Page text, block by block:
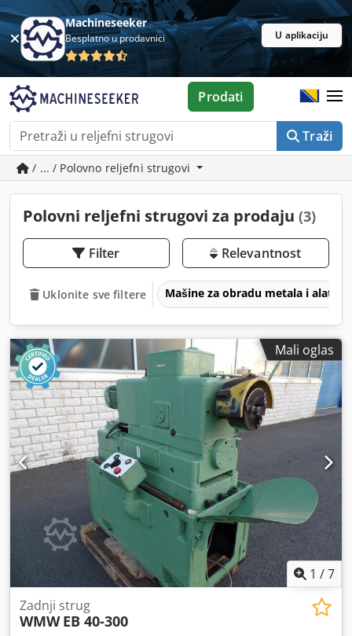
Machineseeker
Besplatno u prodavnici U aplikaciju
Traži
Prodati
/ ... / Polovno reljefni strugovi
Polovni reljefni strugovi za prodaju (3)
Filter Relevantnost
Uklonite sve filtere Mašine za obradu metala i alatne
Mali oglas
1 /7
Zadnji strug
WMW EB 40-300